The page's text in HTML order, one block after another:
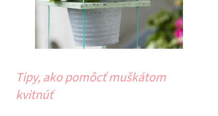
Tipy, ako pomôcť muškátom
kvitnúť